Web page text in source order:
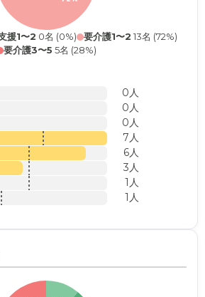
援1〜2 0名 (0%) 要介護1〜2 13名 (72%)
要介護3〜5 5名 (28%)
0人
0人
0人
7人
6人
3人
1人
1人